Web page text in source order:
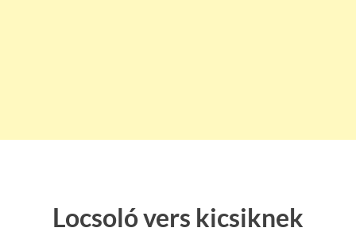
Locsoló vers kicsiknek